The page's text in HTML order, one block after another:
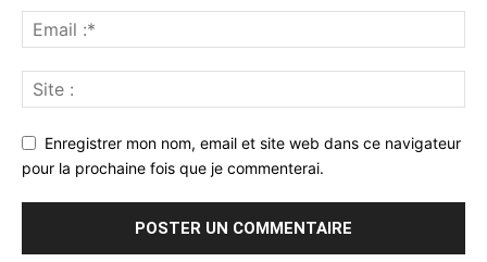
Enregistrer mon nom, email et site web dans ce navigateur
pour la prochaine fois que je commenterai.